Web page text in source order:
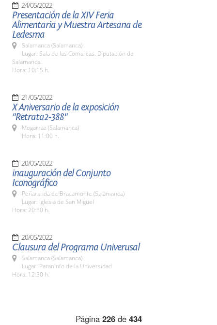
24/05/2022
Presentación de la XIV Feria
Alimentaria y Muestra Artesana de
Ledesma
Salamanca (Salamanca)
Lugar: Sala de las Comarcas. Diputación de
Salamanca.
Hora: 10:15 h.
21/05/2022
X Aniversario de la exposición
"Retrata2-388"
Mogarraz (Salamanca)
Hora: 11:00 h.
20/05/2022
inauguración del Conjunto
Iconográfico
Peñaranda de Bracamonte (Salamanca)
Lugar: Iglesia de San Miguel
Hora: 20:30 h.
20/05/2022
Clausura del Programa Univerusal
Salamanca (Salamanca)
Lugar: Paraninfo de la Universidad
Hora: 12:30 h.
Página 226de 434